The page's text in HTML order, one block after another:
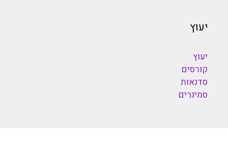
יעוץ
יעוץ
קורסים
סדנאות
סמינרים